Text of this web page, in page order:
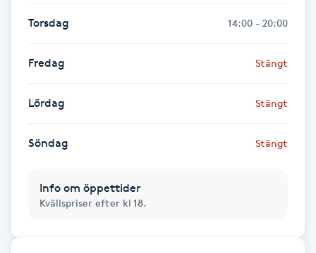
Frisör
Funktionsanalys
Färgning
Föning
Gel naglar
Torsdag 14:00 - 20:00
Fredag Stängt
Lördag Stängt
Söndag Stängt
Info om öppettider
Kvällspriser efter kl 18.